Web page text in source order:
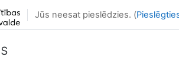
Jūs neesat pieslēdzies. (